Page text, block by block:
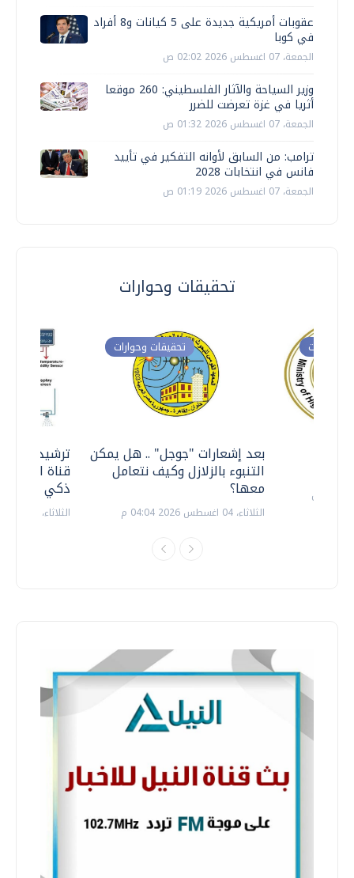
عقوبات أمريكية جديدة على 5 كيانات و8 أفراد
في كوبا
الجمعة، 07 اغسطس 2026 02:02 ص
وزير السياحة والآثار الفلسطيني: 260 موقعا
أثريا في غزة تعرضت للضرر
الجمعة، 07 اغسطس 2026 01:32 ص
ترامب: من السابق لأوانه التفكير في تأييد
فانس في انتخابات 2028
الجمعة، 07 اغسطس 2026 01:19 ص
تحقيقات وحوارات
ترشيدا
قناة
ذكي
الثلاثاء، 14 يوليو 2026 06:11 م
تحقيقات وحوارات
بعد إشعارات "جوجل" .. هل يمكن
التنبوء بالزلازل وكيف نتعامل
معها؟
الثلاثاء، 04 اغسطس 2026 04:04 م
وحوارات